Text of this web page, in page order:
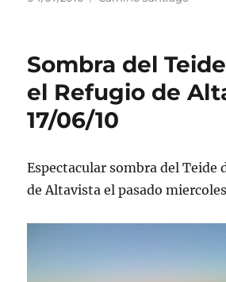
Sombra del
el Refugio de
17/06/10
Espectacular sombra del Teide
de Altavista el pasado